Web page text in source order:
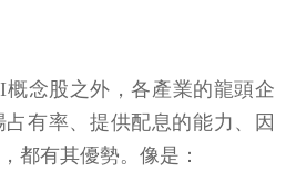
念股之外，各產業的龍頭企
有率、提供配息的能力、因
都有其優勢。像是：